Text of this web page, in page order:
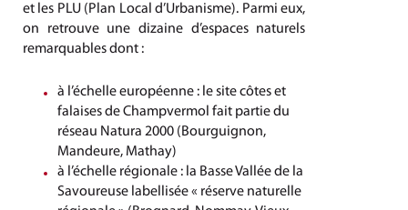
et les PLU (Plan Local d’Urbanisme). Parmi eux,
on retrouve une dizaine d’espaces naturels
remarquables dont :
à l’échelle européenne : le site côtes et
falaises de Champvermol fait partie du
réseau Natura 2000 (Bourguignon,
Mandeure, Mathay)
à l’échelle régionale : la Basse Vallée de la
Savoureuse labellisée « réserve naturelle